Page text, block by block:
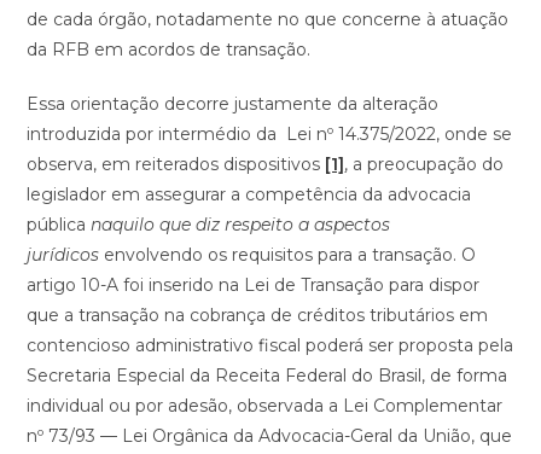
de cada órgão, notadamente no que concerne à atuação
da RFB em acordos de transação.
Essa orientação decorre justamente da alteração
introduzida por intermédio da Lei nº 14.375/2022, onde se
observa, em reiterados dispositivos [1], a preocupação do
legislador em assegurar a competência da advocacia
pública naquilo que diz respeito a aspectos
jurídicos envolvendo os requisitos para a transação. O
artigo 10-A foi inserido na Lei de Transação para dispor
que a transação na cobrança de créditos tributários em
contencioso administrativo fiscal poderá ser proposta pela
Secretaria Especial da Receita Federal do Brasil, de forma
individual ou por adesão, observada a Lei Complementar
nº 73/93 — Lei Orgânica da Advocacia-Geral da União, que